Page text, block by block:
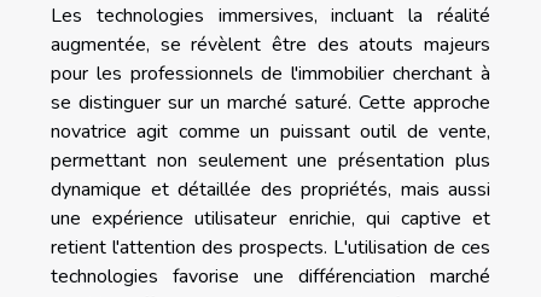
Les technologies immersives, incluant la réalité
augmentée, se révèlent être des atouts majeurs
pour les professionnels de l'immobilier cherchant à
se distinguer sur un marché saturé. Cette approche
novatrice agit comme un puissant outil de vente,
permettant non seulement une présentation plus
dynamique et détaillée des propriétés, mais aussi
une expérience utilisateur enrichie, qui captive et
retient l'attention des prospects. L'utilisation de ces
technologies favorise une différenciation marché